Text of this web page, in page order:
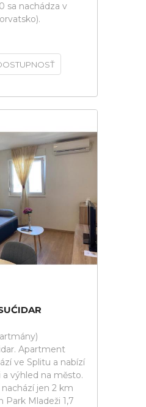
sa nachádza v
Apartment
ve Splitu a nabízí
výhled na město.
jen 2 km
Park Mladeži 1,7